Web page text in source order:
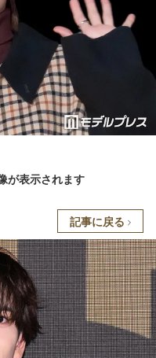
が表示されます
記事に戻る